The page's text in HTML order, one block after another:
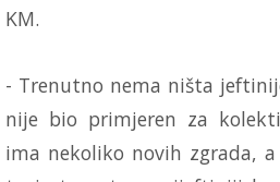
KM.
- Trenutno nema ništa
nije bio primjeren za
ima nekoliko novih zgrada,